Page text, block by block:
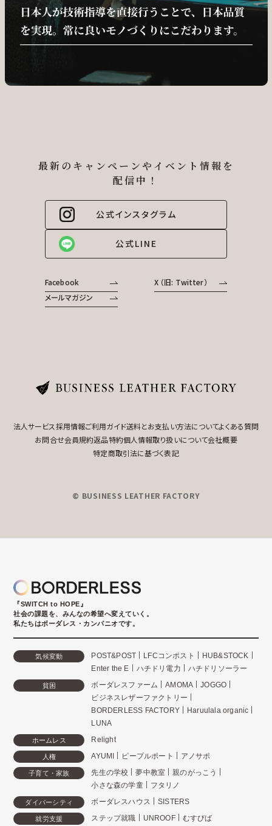
最新のキャンペーンやイベント情報を
配信中！
公式インスタグラム
公式LINE
Facebook
X （旧: Twitter）
メールマガジン
法人サービス採用情報ご利用ガイド送料とお支払い方法についてよくある質問
お問合せ会員規約返品特約個人情報取り扱いについて会社概要
特定商取引法に基づく表記
© BUSINESS LEATHER FACTORY
『SWITCH to HOPE』
社会の課題を、みんなの希望へ変えていく。
私たちはボーダレス・カンパニオです。
気候変動 POST&POST LFCコンポスト
HUB&STOCK
Enter the E
ハチドリ電力 ハチドリソーラー
貧困 ボーダレスファーム AMOMA
JOGGO
ビジネスレザーファクトリー
BORDERLESS FACTORY
Haruulala organic
LUNA
ホームレス Relight
人権 AYUMI ピープルポート アノサポ
子育て・家族 先生の学校 夢中教室
親のがっこう
小さな森の学童
フタリノ
ダイバーシティ ボーダレスハウス SISTERS
就労支援 ステップ就職 UNROOF むすびば